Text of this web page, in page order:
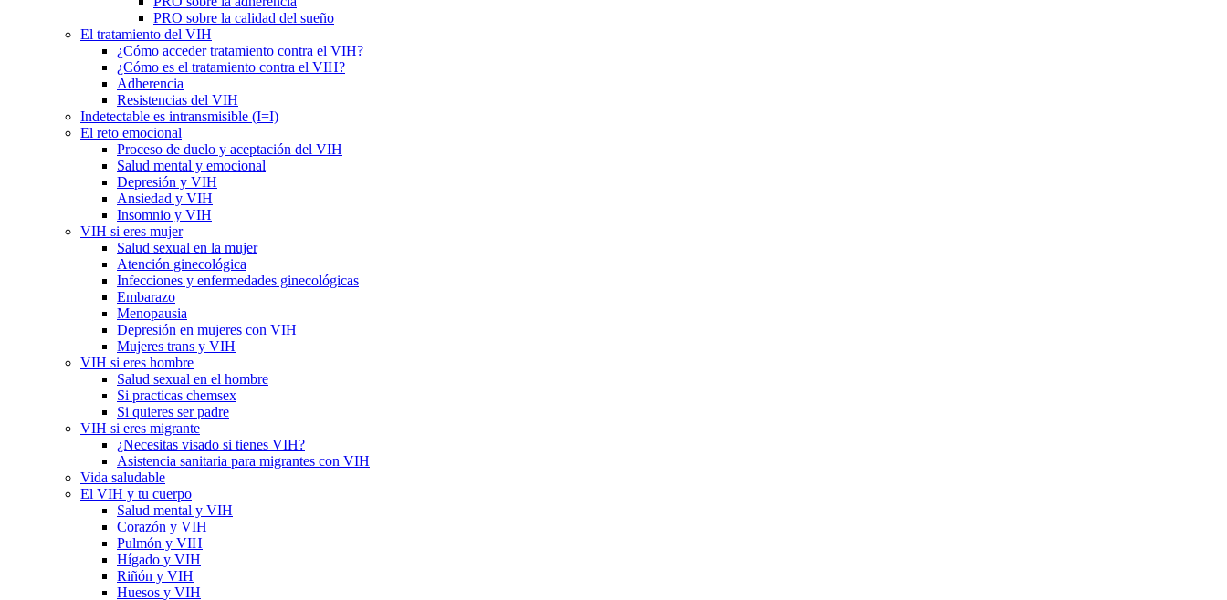
PRO sobre la calidad del sueño
El tratamiento del VIH
¿Cómo acceder tratamiento contra el VIH?
¿Cómo es el tratamiento contra el VIH?
Adherencia
Resistencias del VIH
Indetectable es intransmisible (I=I)
El reto emocional
Proceso de duelo y aceptación del VIH
Salud mental y emocional
Depresión y VIH
Ansiedad y VIH
Insomnio y VIH
VIH si eres mujer
Salud sexual en la mujer
Atención ginecológica
Infecciones y enfermedades ginecológicas
Embarazo
Menopausia
Depresión en mujeres con VIH
Mujeres trans y VIH
VIH si eres hombre
Salud sexual en el hombre
Si practicas chemsex
Si quieres ser padre
VIH si eres migrante
¿Necesitas visado si tienes VIH?
Asistencia sanitaria para migrantes con VIH
Vida saludable
El VIH y tu cuerpo
Salud mental y VIH
Corazón y VIH
Pulmón y VIH
Hígado y VIH
Riñón y VIH
Huesos y VIH